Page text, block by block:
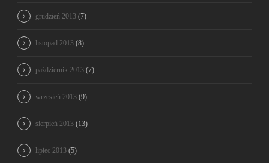
grudzień 2013 (7)
listopad 2013 (8)
październik 2013 (7)
wrzesień 2013 (9)
sierpień 2013 (13)
lipiec 2013 (5)